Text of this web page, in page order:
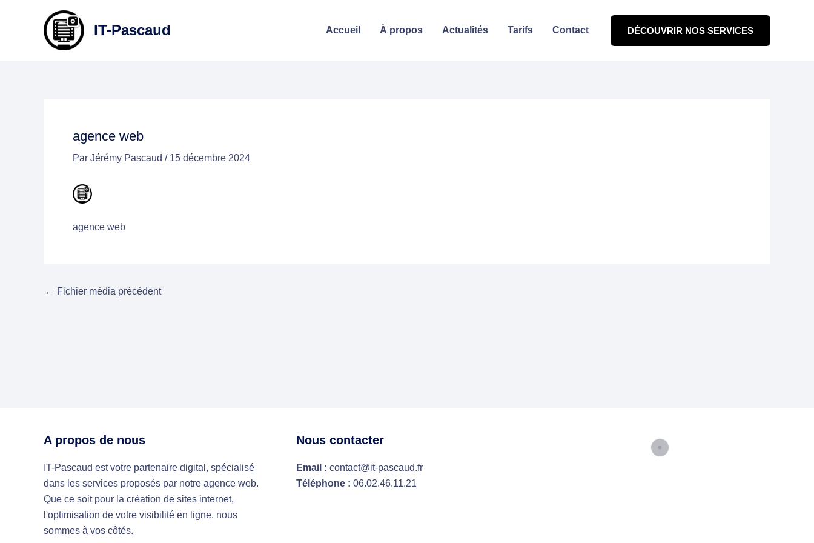
IT-Pascaud Accueil À propos Actualités Tarifs Contact DÉCOUVRIR NOS SERVICES
agence web
Par Jérémy Pascaud / 15 décembre 2024
agence web
← Fichier média précédent
A propos de nous
IT-Pascaud est votre partenaire digital, spécialisé
dans les services proposés par notre agence web.
Que ce soit pour la création de sites internet,
l'optimisation de votre visibilité en ligne, nous
sommes à vos côtés.
Nous contacter
Email : contact@it-pascaud.fr
Téléphone : 06.02.46.11.21